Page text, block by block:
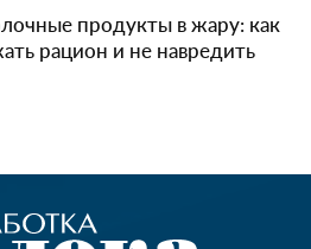
продукты в жару: как
рацион и не навредить